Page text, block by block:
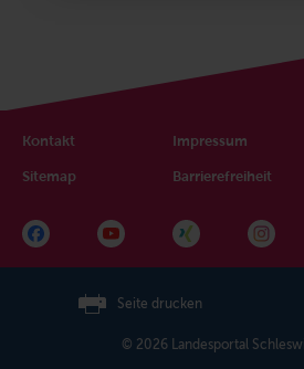
Kontakt Impressum
Sitemap Barrierefreiheit
© 2026 Landesportal
Seite drucken